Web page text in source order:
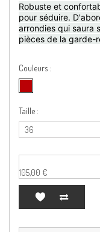
Robuste et
pour séduire.
arrondies qui saura
pièces de la garde-
Couleurs :
Taille :
36
105,00 €